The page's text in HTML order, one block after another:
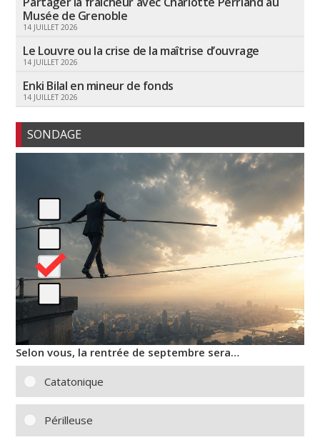
Musée de Grenoble
14 JUILLET 2026
Le Louvre ou la crise de la maîtrise d’ouvrage
14 JUILLET 2026
Enki Bilal en mineur de fonds
14 JUILLET 2026
SONDAGE
Selon vous, la rentrée de septembre sera…
Catatonique
Périlleuse